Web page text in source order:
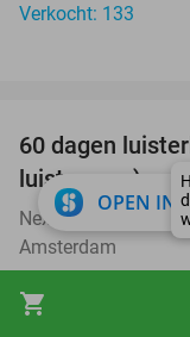
shopping_cart
Verkocht: 133
60 dagen
luisteruren)
Nextory
Amsterdam
OPEN IN